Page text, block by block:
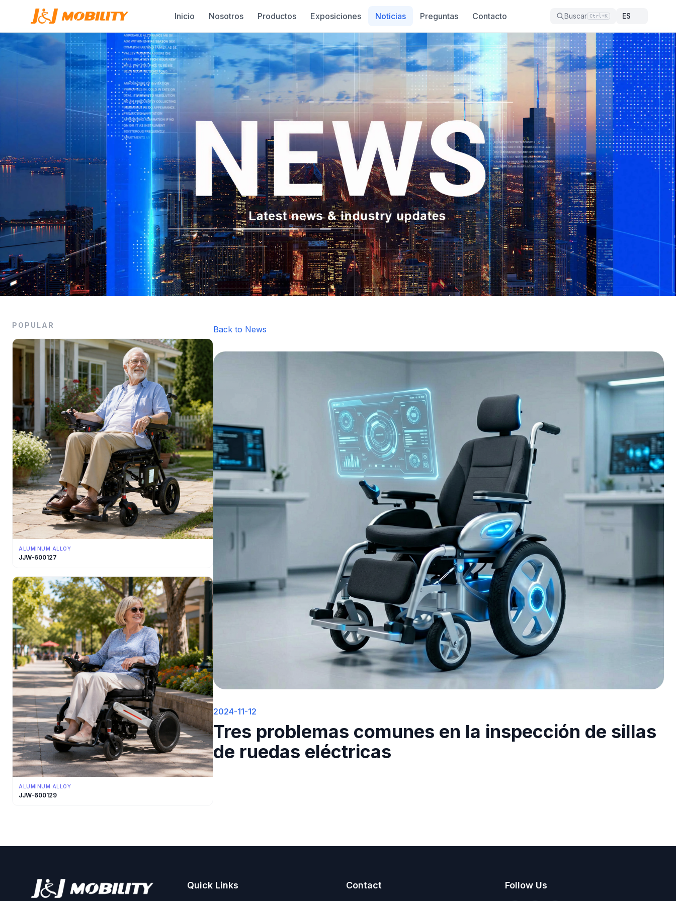
Inicio Nosotros Productos Exposiciones Noticias Preguntas Contacto Buscar Ctrl+K
POPULAR
ALUMINUM ALLOY
JJW-600127
ALUMINUM ALLOY
JJW-600129
Back to News
2024-11-12
Tres problemas comunes en la inspección de sillas
de ruedas eléctricas
Quick Links Contact Follow Us